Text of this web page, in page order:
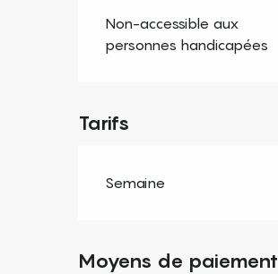
Non-accessible aux
personnes handicapées
Tarifs
Semaine
Moyens de paiement